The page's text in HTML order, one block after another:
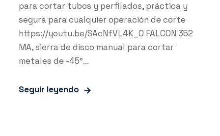
para cortar tubos y perfilados, práctica y
segura para cualquier operación de corte
https://youtu.be/SAcNfVL4K_0 FALCON 352
MA, sierra de disco manual para cortar
metales de -45°...
Seguir leyendo